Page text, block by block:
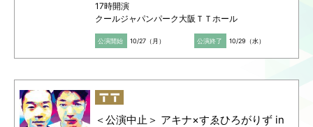
17時開演
クールジャパンパーク大阪ＴＴホール
公演開始 10/27（月） 公演終了 10/29（水）
＜公演中止＞ アキナ×すゑひろがりず in